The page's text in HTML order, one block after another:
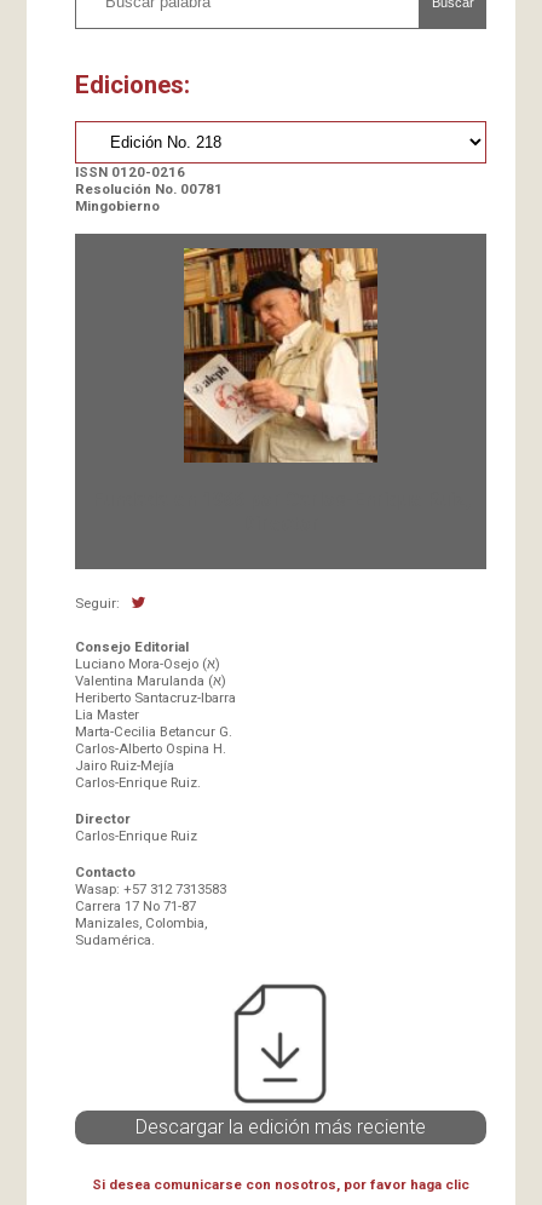
Ediciones:
ISSN 0120-0216
Resolución No. 00781
Mingobierno
Seguir:
Consejo Editorial
Luciano Mora-Osejo (א)
Valentina Marulanda (א)
Heriberto Santacruz-Ibarra
Lia Master
Marta-Cecilia Betancur G.
Carlos-Alberto Ospina H.
Jairo Ruiz-Mejía
Carlos-Enrique Ruiz.
Director
Carlos-Enrique Ruiz
Contacto
Wasap: +57 312 7313583
Carrera 17 No 71-87
Manizales, Colombia,
Sudamérica.
Descargar la edición más reciente
Si desea comunicarse con nosotros, por favor haga clic